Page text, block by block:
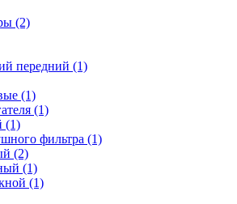
(2)
передний (1)
(1)
(1)
(1)
фильтра (1)
(2)
(1)
(1)